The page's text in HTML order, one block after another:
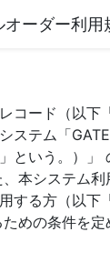
オーダー利用
コード（以下
ステム「
という。）」
本システム
する方（以下
めの条件を定